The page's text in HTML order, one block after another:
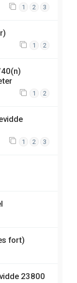
1 2 3
1 2
1 2
1 2 3
fort)
23800